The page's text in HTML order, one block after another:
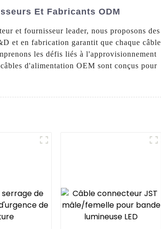
Et Fabricants ODM
et fournisseur leader, nous proposons des
et en fabrication garantit que chaque câble
les défis liés à l'approvisionnement
d'alimentation OEM sont conçus pour